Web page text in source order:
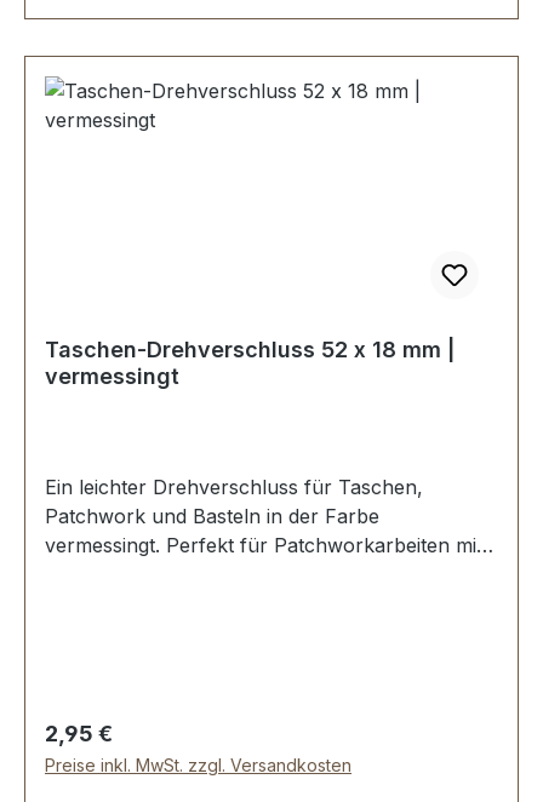
Taschen-Drehverschluss 52 x 18 mm |
vermessingt
Ein leichter Drehverschluss für Taschen,
Patchwork und Basteln in der Farbe
vermessingt. Perfekt für Patchworkarbeiten mit
wird mit 2 Klammern, Unterlage und
Gegenscheibe einfach und dauerhaft befestigt.
Lieferumfang: 1 Stück Drehverschluss-Wirbel mit
Regulärer Preis:
2,95 €
Preise inkl. MwSt. zzgl. Versandkosten